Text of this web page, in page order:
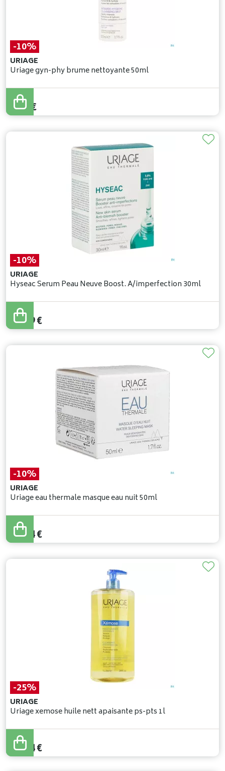
-10%
URIAGE
Uriage gyn-phy brume nettoyante 50ml
7,94€
7,15 €
-10%
URIAGE
Hyseac Serum Peau Neuve Boost. A/imperfection 30ml
29,10
26,19€
-10%
URIAGE
Uriage eau thermale masque eau nuit 50ml
16,60
14,94€
-25%
URIAGE
Uriage xemose huile nett apaisante ps-pts 1l
26,06
19,54€